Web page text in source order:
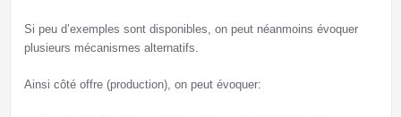
Si peu d’exemples sont disponibles, on peut néanmoins évoquer
plusieurs mécanismes alternatifs.
Ainsi côté offre (production), on peut évoquer: